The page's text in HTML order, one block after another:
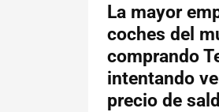
La mayor
coches del
comprando
intentando
precio de